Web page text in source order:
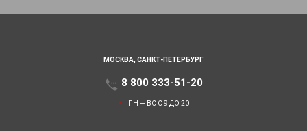
МОСКВА, САНКТ-ПЕТЕРБУРГ
8 800 333-51-20
ПН — ВС С 9 ДО 20